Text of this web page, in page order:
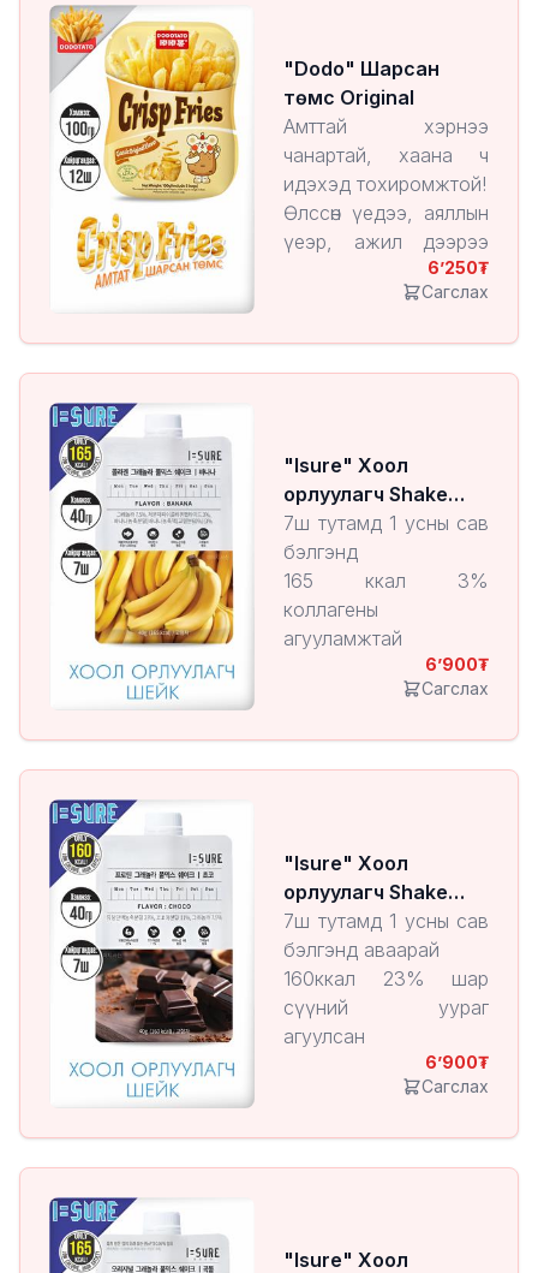
"Dodo" Шарсан
төмс Original
Амттай хэрнээ
чанартай, хаана ч
идэхэд тохиромжтой!
Өлссөн үедээ, аяллын
үеэр, ажил дээрээ
эсвэл гэртээ
тухлангаа ч идэх
6’250
Сагслах
"Isure" Хоол
орлуулагч Shake
Banana
7ш тутамд 1 усны сав
бэлгэнд
165 ккал 3%
коллагены
агууламжтай
Өдөрт авах витамин С-
н хэмжээг агуулсан
6’900
Сагслах
"Isure" Хоол
орлуулагч Shake
Chocolate
7ш тутамд 1 усны сав
бэлгэнд аваарай
160ккал 23% шар
сүүний уураг
агуулсан
11% Сингапурын
нунтаг какао агуулсан
6’900
Сагслах
"Isure" Хоол